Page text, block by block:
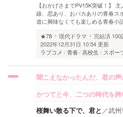
【おかげさまでPV15K突破！】
線、恋あり、おバカありの青春ス
道に興味なくても楽しめる青春小
★78
現代ドラマ 完結済 100
2022年12月31日 10:54 更新
ラブコメ
青春 高校生 スポー
聞こえなかったんだ、君の声
かつてと今、二つの時代を跨
桜舞い散る下で、君と ／武州